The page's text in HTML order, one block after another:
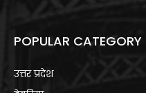
POPULAR CATEGORY
उत्तर प्रदेश